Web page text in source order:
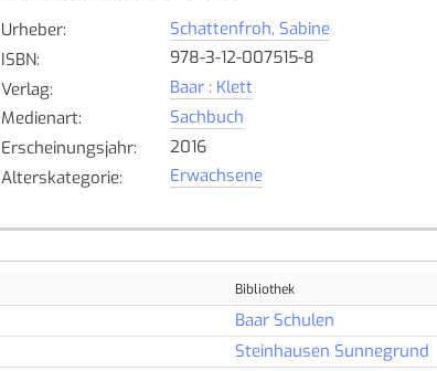
Urheber:
Schattenfroh, Sabine
ISBN:
978-3-12-007515-8
Verlag:
Baar : Klett
Medienart:
Sachbuch
Erscheinungsjahr:
2016
Alterskategorie: Erwachsene
Bibliothek
Baar Schulen
Steinhausen Sunnegrund